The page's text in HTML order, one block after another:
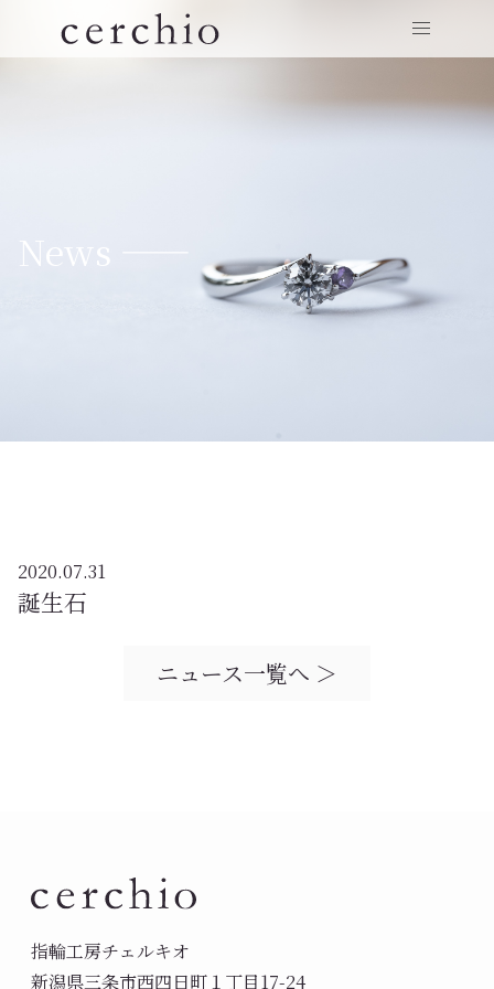
News ——
2020.07.31
誕生石
ニュース一覧へ ＞
指輪工房チェルキオ
新潟県三条市西四日町１丁目17-24